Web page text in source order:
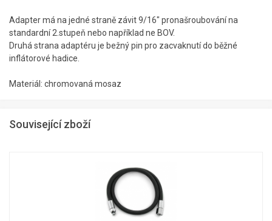
Adapter má na jedné straně závit 9/16" pronašroubování na
standardní 2.stupeň nebo například ne BOV.
Druhá strana adaptéru je bežný pin pro zacvaknutí do běžné
inflátorové hadice.
Materiál: chromovaná mosaz
Související zboží